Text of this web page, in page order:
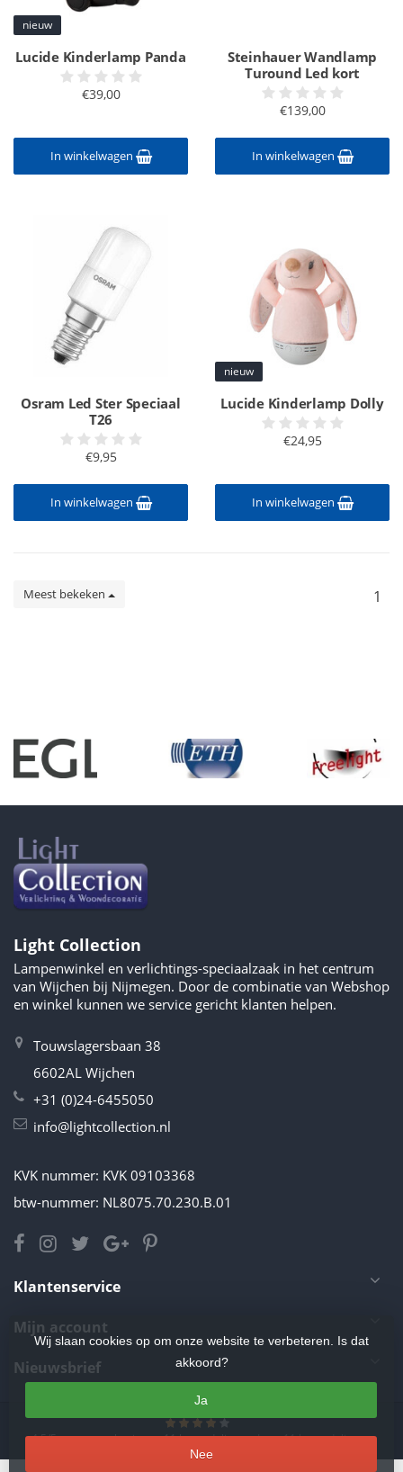
nieuw
Lucide Kinderlamp Panda
€39,00
In winkelwagen
Steinhauer Wandlamp
Turound Led kort
€139,00
In winkelwagen
Osram Led Ster Speciaal
T26
€9,95
In winkelwagen
nieuw
Lucide Kinderlamp Dolly
€24,95
In winkelwagen
Meest bekeken 1
Light Collection
Lampenwinkel en verlichtings-speciaalzaak in het centrum
van Wijchen bij Nijmegen. Door de combinatie van Webshop
en winkel kunnen we service gericht klanten helpen.
Touwslagersbaan 38
6602AL Wijchen
+31 (0)24-6455050
info@lightcollection.nl
KVK nummer: KVK 09103368
btw-nummer: NL8075.70.230.B.01
Klantenservice
Mijn account
Nieuwsbrief
4.5/5sterren op basis van11beoordelingen.Lees 11 beoordelingen
Wij slaan cookies op om onze website te verbeteren. Is dat
akkoord?
Ja
Nee